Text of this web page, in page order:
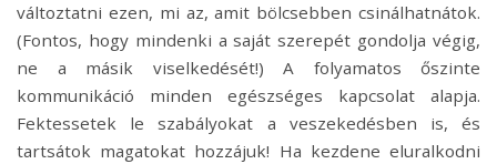
változtatni ezen, mi az, amit bölcsebben csinálhatnátok.
(Fontos, hogy mindenki a saját szerepét gondolja végig,
ne a másik viselkedését!) A folyamatos őszinte
kommunikáció minden egészséges kapcsolat alapja.
Fektessetek le szabályokat a veszekedésben is, és
tartsátok magatokat hozzájuk! Ha kezdene eluralkodni